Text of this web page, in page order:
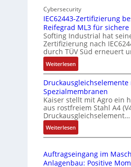
g
e
d
u
t
r
i
e
-
P
C
l
ä
s
s
s
i
b
i
f
u
n
k
m
o
d
u
l
e
b
r
i
n
Cybersecurity
IEC62443-Zertifizierung
Reifegrad ML3 für
Softing Industrial hat
Zertifizierung nach
durch TÜV Süd erneuert
Weiterlesen:
I
E
C
6
2
4
4
3
Z
Druckausgleichselemente
Spezialmembranen
Kaiser stellt mit Agro ein
aus rostfreiem Stahl A4
Druckausgleichselement…
Weiterlesen:
D
u
c
Auftragseingang im
Anlagenbau: Positive